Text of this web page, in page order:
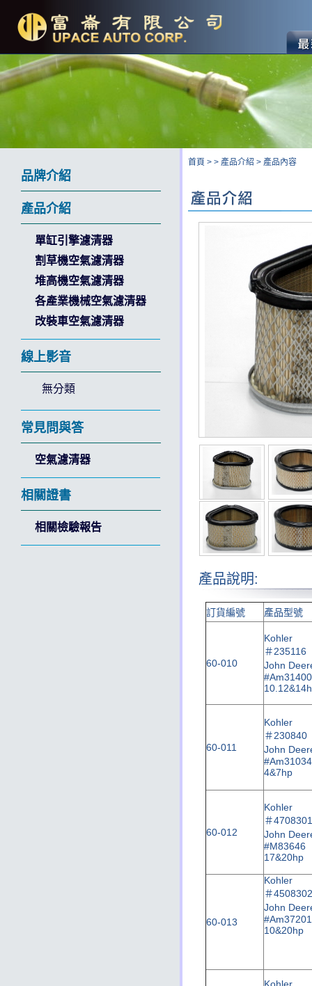
品牌介紹
產品介紹
單缸引擎濾清器
割草機空氣濾清器
堆高機空氣濾清器
各產業機械空氣濾清器
改裝車空氣濾清器
線上影音
無分類
常見問與答
空氣濾清器
相關證書
相關檢驗報告
首頁 > > 產品介紹 > 產品內容
產品說明:
訂貨編號 產品型號
60-010
Kohler
＃235116
John
#Am31400
60-011
Kohler
＃230840
John
#Am31034
4&7hp
60-012
Kohler
＃4708301
John
#M83646
17&20hp
60-013
Kohler
＃4508302
John
#Am37201
10&20hp